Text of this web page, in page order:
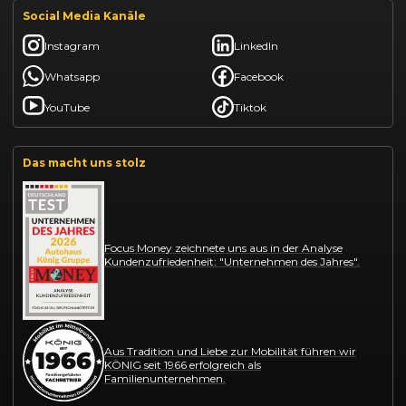
Social Media Kanäle
Instagram LinkedIn
Whatsapp Facebook
YouTube Tiktok
Das macht uns stolz
Focus Money zeichnete uns aus in der Analyse
Kundenzufriedenheit: "Unternehmen des Jahres".
Aus Tradition und Liebe zur Mobilität führen wir
KÖNIG seit 1966 erfolgreich als
Familienunternehmen.